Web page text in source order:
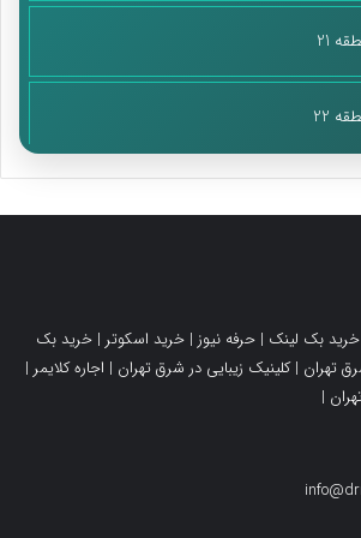
21
22
خرید بک لینک | حرفه نیوز | خرید اسکوتر | خرید بک
تهران |کلینیک زیبایی در شرق تهران | اجاره کلایمر |
|